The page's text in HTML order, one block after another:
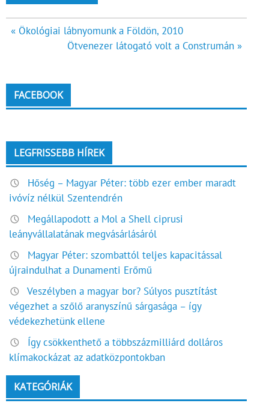
Bejegyzés
navigáció
« Ökológiai lábnyomunk a Földön, 2010
Ötvenezer látogató volt a Construmán »
FACEBOOK
LEGFRISSEBB HÍREK
Hőség – Magyar Péter: több ezer ember maradt
ivóvíz nélkül Szentendrén
Megállapodott a Mol a Shell ciprusi
leányvállalatának megvásárlásáról
Magyar Péter: szombattól teljes kapacitással
újraindulhat a Dunamenti Erőmű
Veszélyben a magyar bor? Súlyos pusztítást
végezhet a szőlő aranyszínű sárgasága – így
védekezhetünk ellene
Így csökkenthető a többszázmilliárd dolláros
klímakockázat az adatközpontokban
KATEGÓRIÁK